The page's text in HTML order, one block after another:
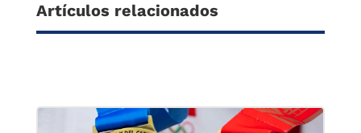
Artículos relacionados